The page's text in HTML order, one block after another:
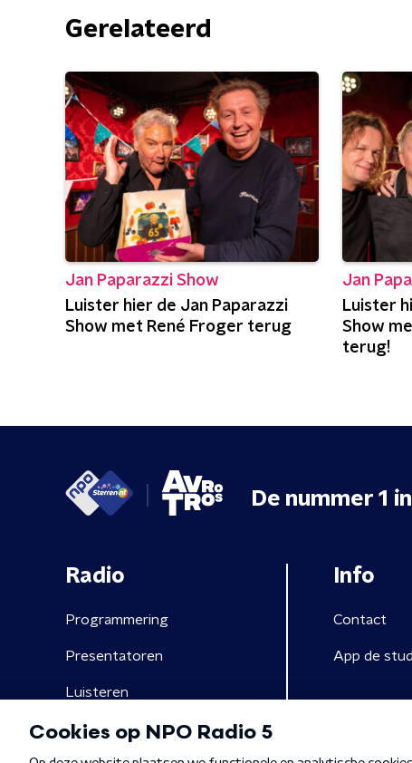
Gerelateerd
Jan Paparazzi Show
Luister hier de Jan Paparazzi
Show met René Froger terug
Jan
Luister
Show
terug!
De nummer 1 in
Radio
Programmering
Presentatoren
Luisteren
Info
Contact
App de